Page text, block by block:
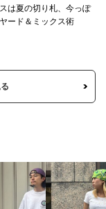
は夏の切り札、今っぽ
ード＆ミックス術